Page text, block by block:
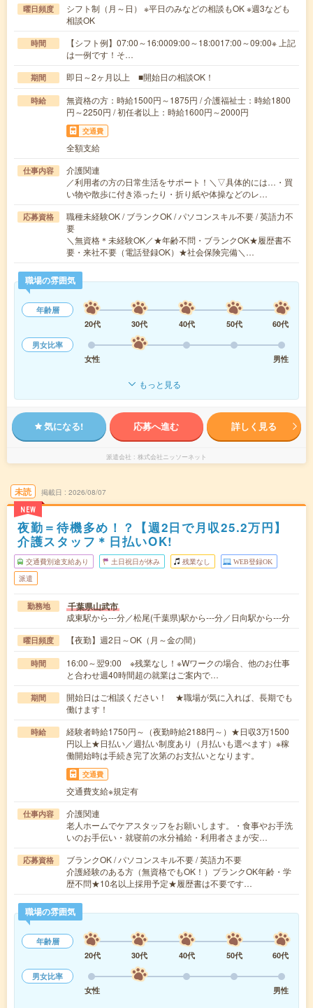
曜日頻度
シフト制（月～日） ※平日のみなどの相談もOK ※週3なども
相談OK
時間
【シフト例】07:00～16:0009:00～18:0017:00～09:00※ 上記
は一例です！そ…
期間 即日～2ヶ月以上 ■開始日の相談OK！
時給
無資格の方：時給1500円～1875円 / 介護福祉士：時給1800
円～2250円 / 初任者以上：時給1600円～2000円
交通費
全額支給
仕事内容
介護関連
／利用者の方の日常生活をサポート！＼▽具体的には…・買
い物や散歩に付き添ったり・折り紙や体操などのレ…
応募資格
職種未経験OK / ブランクOK / パソコンスキル不要 / 英語力不
要
＼無資格＊未経験OK／★年齢不問・ブランクOK★履歴書不
要・来社不要（電話登録OK）★社会保険完備＼…
職場の雰囲気
年齢層
20代
30代 40代 50代
60代
男女比率
女性
男性
もっと見る
気になる! 応募へ進む 詳しく見る
派遣会社 株式会社ニッソーネット
未読
NEW
掲載日 2026/08/07
夜勤＝待機多め！？【週2日で月収25.2万円】
介護スタッフ＊日払いOK!
交通費別途支給あり 土日祝日が休み 残業なし WEB登録OK
派遣
勤務地 千葉県山武市
成東駅から---分／松尾(千葉県)駅から---分／日向駅から---分
曜日頻度 【夜勤】週2日～OK（月～金の間）
時間
16:00～翌9:00 ※残業なし！※Wワークの場合、他のお仕事
と合わせ週40時間超の就業はご案内で…
期間
開始日はご相談ください！ ★職場が気に入れば、長期でも
働けます！
時給
経験者時給1750円～（夜勤時給2188円～）★日収3万1500
円以上★日払い／週払い制度あり（月払いも選べます）※稼
働開始時は手続き完了次第のお支払いとなります。
交通費
交通費支給※規定有
仕事内容
介護関連
老人ホームでケアスタッフをお願いします。・食事やお手洗
いのお手伝い・就寝前の水分補給・利用者さまが安…
応募資格
ブランクOK / パソコンスキル不要 / 英語力不要
介護経験のある方（無資格でもOK！）ブランクOK年齢・学
歴不問★10名以上採用予定★履歴書は不要です…
職場の雰囲気
年齢層
20代
30代 40代 50代
60代
男女比率
女性
男性